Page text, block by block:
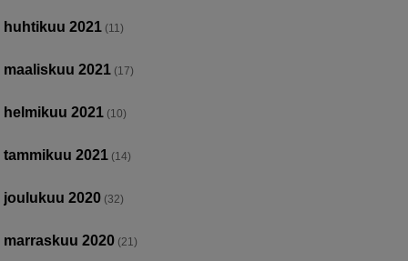
huhtikuu 2021 (11)
maaliskuu 2021 (17)
helmikuu 2021 (10)
tammikuu 2021 (14)
joulukuu 2020 (32)
marraskuu 2020 (21)